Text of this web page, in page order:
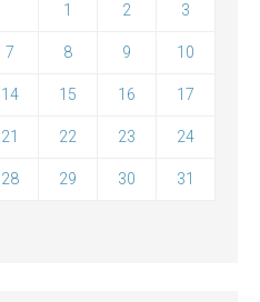
1 2 3
7 8 9 10
14 15 16 17
21 22 23 24
28 29 30 31